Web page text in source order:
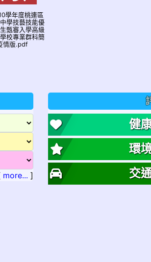
學年度桃連區
學技藝技能優
甄審入學高級
校專業群科簡
情版.pdf
more... ]
健
環
交